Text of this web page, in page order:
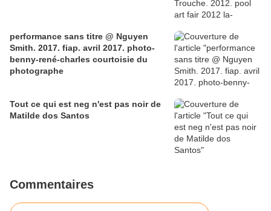
performance sans titre @ Nguyen
Smith. 2017. fiap. avril 2017. photo-
benny-rené-charles courtoisie du
photographe
Tout ce qui est neg n'est pas noir de
Matilde dos Santos
Commentaires